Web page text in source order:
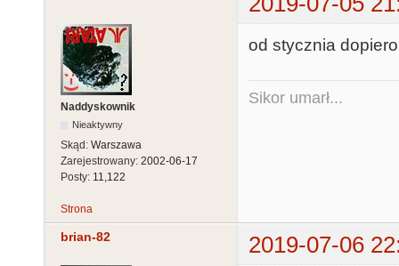
Naddyskownik
Nieaktywny
Skąd: Warszawa
Zarejestrowany: 2002-06-17
Posty: 11,122
od stycznia
Sikor umarł...
Strona
brian-82 2019-07-06